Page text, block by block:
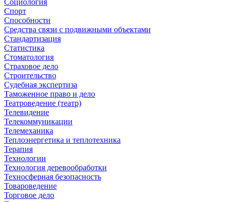
Спорт
Способности
Средства связи с подвижными объектами
Стандартизация
Статистика
Стоматология
Страховое дело
Строительство
Судебная экспертиза
Таможенное право и дело
Театроведение (театр)
Телевидение
Телекоммуникации
Телемеханика
Теплоэнергетика и теплотехника
Терапия
Технологии
Технология деревообработки
Техносферная безопасность
Товароведение
Торговое дело